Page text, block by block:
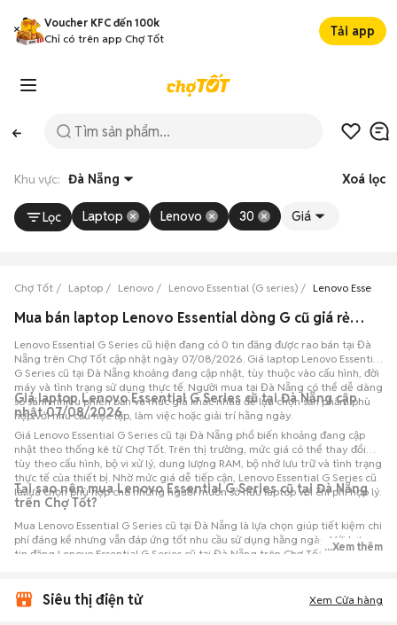
Voucher KFC đến 100k
Chỉ có trên app Chợ Tốt
Tải app
Khu vực: Đà Nẵng Xoá lọc
Lọc Laptop Lenovo 30 Giá
Chợ Tốt Laptop Lenovo Lenovo Essential (G series) Lenovo
Mua bán laptop Lenovo Essential dòng G cũ giá rẻ tại Đà Nẵng
Lenovo Essential G Series cũ hiện đang có 0 tin đăng được rao bán tại Đà
Nẵng trên Chợ Tốt cập nhật ngày 07/08/2026. Giá laptop Lenovo Essential
G Series cũ tại Đà Nẵng khoảng đang cập nhật, tùy thuộc vào cấu hình, đời
máy và tình trạng sử dụng thực tế. Người mua tại Đà Nẵng có thể dễ dàng
so sánh nhiều phiên bản và mức giá khác nhau để lựa chọn sản phẩm phù
hợp với nhu cầu học tập, làm việc hoặc giải trí hằng ngày.
Giá laptop Lenovo Essential G Series cũ tại Đà Nẵng cập
nhật 07/08/2026
Giá Lenovo Essential G Series cũ tại Đà Nẵng phổ biến khoảng đang cập
nhật theo thống kê từ Chợ Tốt. Trên thị trường, mức giá có thể thay đổi
tùy theo cấu hình, bộ vi xử lý, dung lượng RAM, bộ nhớ lưu trữ và tình trạng
thực tế của thiết bị. Nhờ mức giá dễ tiếp cận, Lenovo Essential G Series cũ
là lựa chọn phù hợp cho những người muốn sở hữu laptop với chi phí hợp lý.
Tại sao nên mua Lenovo Essential G Series cũ tại Đà Nẵng
trên Chợ Tốt?
Mua Lenovo Essential G Series cũ tại Đà Nẵng là lựa chọn giúp tiết kiệm chi
phí đáng kể nhưng vẫn đáp ứng tốt nhu cầu sử dụng hằng ngày. Với hơn 0
tin đăng Lenovo Essential G Series cũ tại Đà Nẵng trên Chợ Tốt, người mua
...Xem thêm
Siêu thị điện tử Xem Cửa hàng